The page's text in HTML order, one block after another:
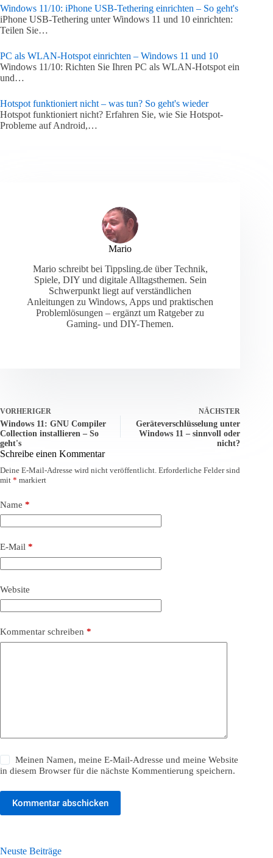
Windows 11/10: iPhone USB-Tethering einrichten – So geht's
iPhone USB-Tethering unter Windows 11 und 10 einrichten:
Teilen Sie…
PC als WLAN-Hotspot einrichten – Windows 11 und 10
Windows 11/10: Richten Sie Ihren PC als WLAN-Hotspot ein
und…
Hotspot funktioniert nicht – was tun? So geht's wieder
Hotspot funktioniert nicht? Erfahren Sie, wie Sie Hotspot-
Probleme auf Android,…
Mario
Mario schreibt bei Tippsling.de über Technik,
Spiele, DIY und digitale Alltagsthemen. Sein
Schwerpunkt liegt auf verständlichen
Anleitungen zu Windows, Apps und praktischen
Problemlösungen – ergänzt um Ratgeber zu
Gaming- und DIY-Themen.
VORHERIGER
Windows 11: GNU Compiler
Collection installieren – So
geht's
NÄCHSTER
Geräteverschlüsselung unter
Windows 11 – sinnvoll oder
nicht?
Schreibe einen Kommentar
Deine E-Mail-Adresse wird nicht veröffentlicht. Erforderliche Felder sind
mit * markiert
Name *
E-Mail *
Website
Kommentar schreiben *
Meinen Namen, meine E-Mail-Adresse und meine Website
in diesem Browser für die nächste Kommentierung speichern.
Kommentar abschicken
Neuste Beiträge